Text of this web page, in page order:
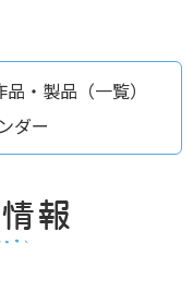
・製品（一覧）
ダー